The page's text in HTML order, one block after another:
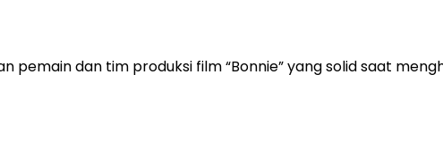
pemain dan tim produksi film “Bonnie” yang solid saat